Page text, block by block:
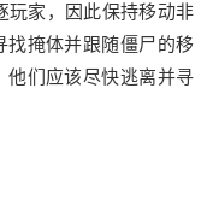
家，因此保持移动非
找掩体并跟随僵尸的移
他们应该尽快逃离并寻